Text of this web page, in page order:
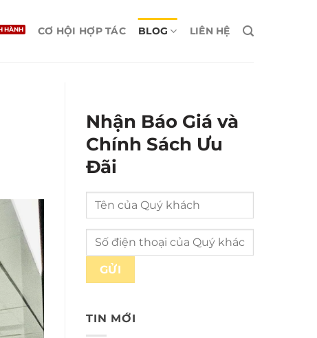
CƠ HỘI HỢP TÁC BLOG LIÊN HỆ
Nhận Báo Giá và
Chính Sách Ưu
Đãi
TIN MỚI